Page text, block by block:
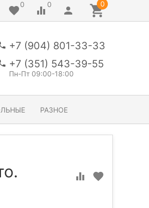
0 0 0
+7 (904) 801-33-33
+7 (351) 543-39-55
Пн-Пт 09:00-18:00
РАЗНОЕ